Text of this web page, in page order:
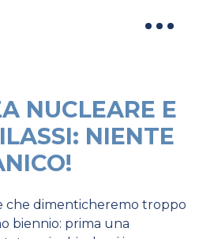
NUCLEARE E
NIENTE
che dimenticheremo troppo
biennio: prima una